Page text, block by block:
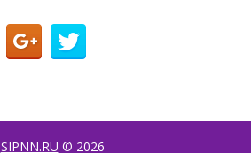
SIPNN.RU © 2026